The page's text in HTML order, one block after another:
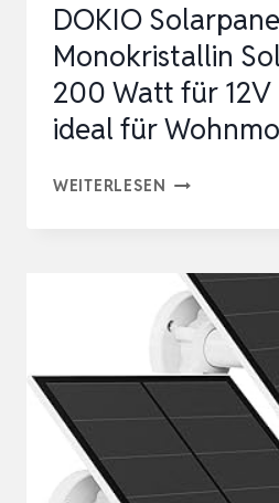
FALTBAR…
DOKIO
Monokristallin
200 Watt für
ideal für
WEITERLESEN DOKIO
18V
200
WATT
FÜR